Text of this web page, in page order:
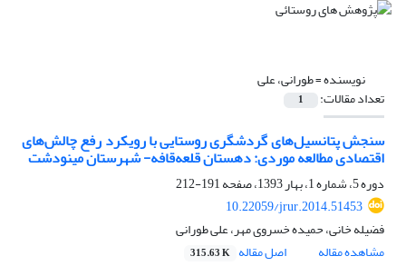
نویسنده =طورانی، علی
تعداد مقالات: 1
سنجش پتانسیل‌های گردشگری روستایی با رویکرد رفع چالش‌های
اقتصادی مطالعه موردی: دهستان قلعه‌قافه- شهرستان مینودشت
دوره 5، شماره 1، بهار 1393، صفحه
191-212
10.22059/jrur.2014.51453
فضیله خانی، حمیده خسروی مهر، علی طورانی
مشاهده مقاله
اصل مقاله 315.63 K